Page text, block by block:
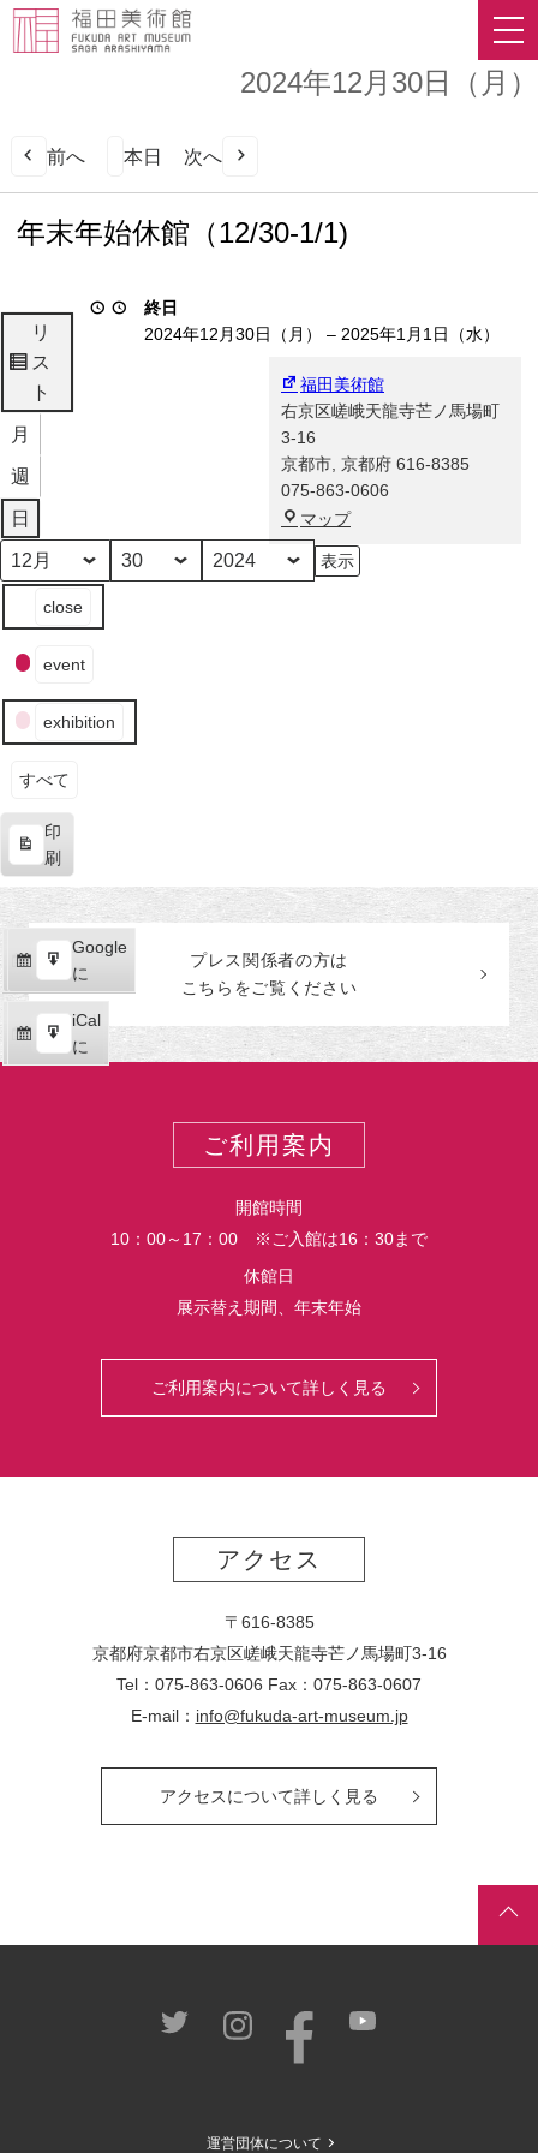
2024年12月30日（月）
前へ 本日 次へ
年
末
館
（12/30-
1/1)
年末年始休館（12/30-1/1)
終日
2024年12月30日（月）
– 2025年1月1日（水）
福田美術館
右京区嵯峨天龍寺芒ノ馬場町
3-16
京都市 京都府 616-8385
075-863-0606
マップ福
田
美
リ
ス
ト
表
月
週
日
月
日
年
ト
の
カ
close
event
exhibition
すべて
印
刷
示
Google
で
購
読
iCal
で
購
Google
に
エ
ク
ス
ポ
iCal
に
エ
プレス関係者の方は
こちらをご覧ください
ご利用案内
開館時間
10：00～17：00 ※ご入館は16：30まで
休館日
展示替え期間、年末年始
ご利用案内について詳しく見る
アクセス
〒616-8385
京都府京都市右京区嵯峨天龍寺芒ノ馬場町3-16
Tel：075-863-0606 Fax：075-863-0607
E-mail： info@fukuda-art-museum.jp
アクセスについて詳しく見る
運営団体について